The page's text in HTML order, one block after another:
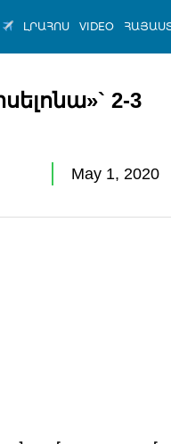
ԼՐԱՀՈՍ VIDEO
2-3
May 1, 2020